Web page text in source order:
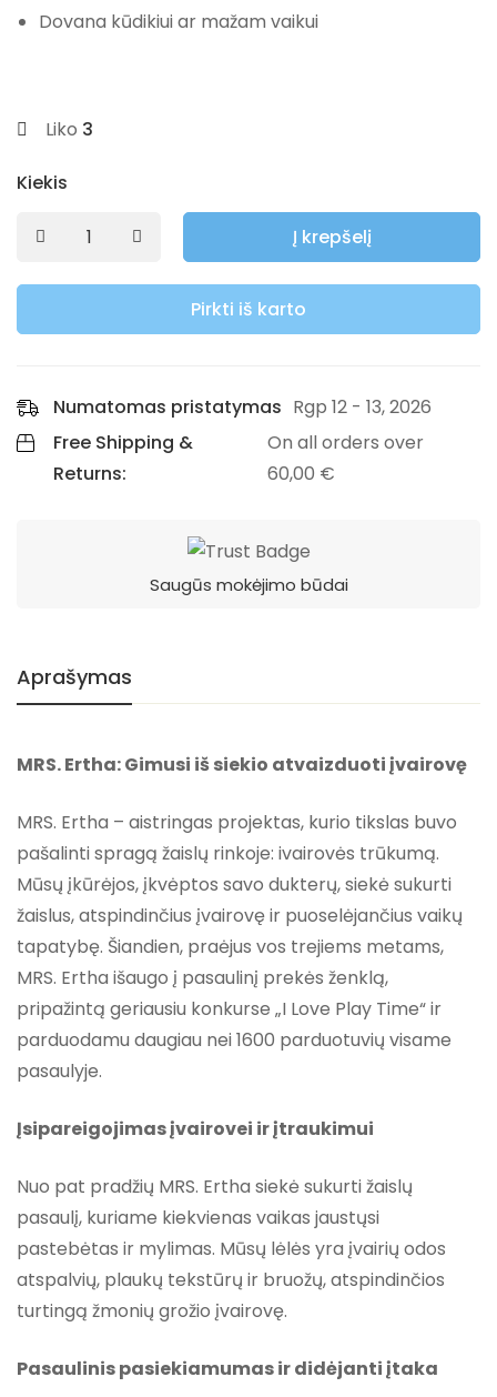
Dovana kūdikiui ar mažam vaikui
Liko 3
Kiekis
Į krepšelį
Pirkti iš karto
Numatomas pristatymas Rgp 12 - 13, 2026
Free Shipping &
Returns:
On all orders over
60,00 €
Saugūs mokėjimo būdai
Aprašymas
MRS. Ertha: Gimusi iš siekio atvaizduoti įvairovę
MRS. Ertha – aistringas projektas, kurio tikslas buvo
pašalinti spragą žaislų rinkoje: ivairovės trūkumą.
Mūsų įkūrėjos, įkvėptos savo dukterų, siekė sukurti
žaislus, atspindinčius įvairovę ir puoselėjančius vaikų
tapatybę. Šiandien, praėjus vos trejiems metams,
MRS. Ertha išaugo į pasaulinį prekės ženklą,
pripažintą geriausiu konkurse „I Love Play Time“ ir
parduodamu daugiau nei 1600 parduotuvių visame
pasaulyje.
Įsipareigojimas įvairovei ir įtraukimui
Nuo pat pradžių MRS. Ertha siekė sukurti žaislų
pasaulį, kuriame kiekvienas vaikas jaustųsi
pastebėtas ir mylimas. Mūsų lėlės yra įvairių odos
atspalvių, plaukų tekstūrų ir bruožų, atspindinčios
turtingą žmonių grožio įvairovę.
Pasaulinis pasiekiamumas ir didėjanti įtaka